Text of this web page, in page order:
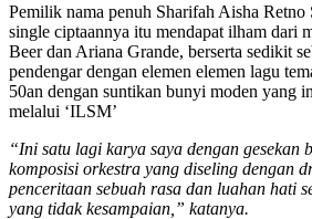
Pemilik nama penuh Sharifah Aisha Retno
single ciptaannya itu mendapat ilham dari
Beer dan Ariana Grande, berserta sedikit
pendengar dengan elemen elemen lagu
50an dengan suntikan bunyi moden yang
melalui ‘ILSM’
“Ini satu lagi karya saya dengan gesekan
komposisi orkestra yang diseling dengan
penceritaan sebuah rasa dan luahan hati
yang tidak kesampaian,” katanya.